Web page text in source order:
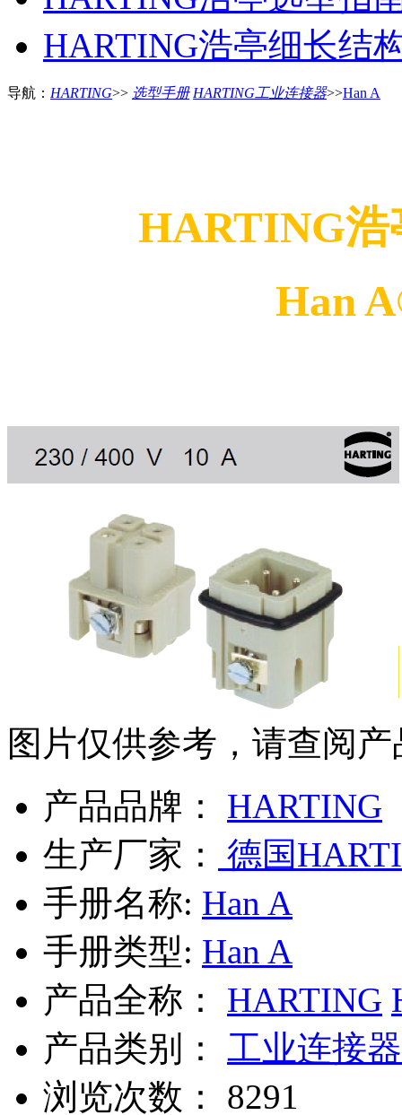
HARTING浩亭细长结
导航： HARTING>> 选型手册 HARTING工业连接器>>Han A
HARTING浩
Han
图片仅供参考，请查阅
产品品牌：
HARTING
生产厂家：
德国
手册名称: Han A
手册类型: Han A
产品全称：
HARTING
产品类别：
工业连接
浏览次数：
8291